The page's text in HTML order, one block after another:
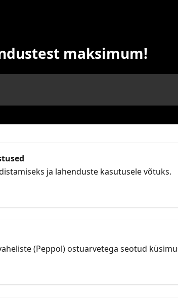
maksimum!
ja lahenduste kasutusele võtuks.
(Peppol) ostuarvetega seotud